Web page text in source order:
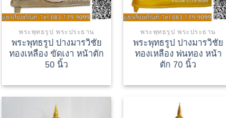
พระพุทธรูป พระประธาน
พระพุทธรูป ปางมารวิชัย
ทองเหลือง ขัดเงา หน้าตัก
50 นิ้ว
พระพุทธรูป พระประธาน
พระพุทธรูป ปางมารวิชัย
ทองเหลือง พ่นทอง หน้า
ตัก 70 นิ้ว